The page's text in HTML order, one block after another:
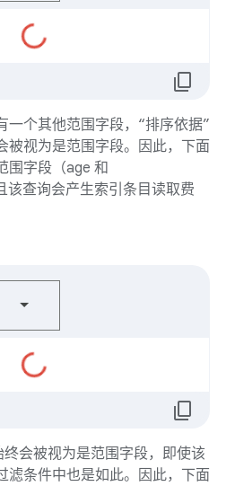
正
在
content_copy
一个其他范围字段，“排序依据”
被视为是范围字段。因此，下面
围字段（age 和
查询会产生索引条目读取费
正
在
content_copy
终会被视为是范围字段，即使该
滤条件中也是如此。因此，下面